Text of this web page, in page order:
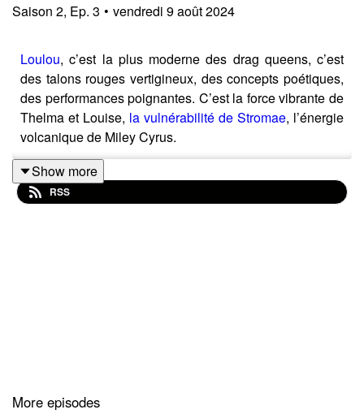
Saison 2, Ep. 3 • vendredi 9 août 2024
Loulou, c’est la plus moderne des drag queens, c’est
des talons rouges vertigineux, des concepts poétiques,
des performances poignantes. C’est la force vibrante de
Thelma et Louise, la vulnérabilité de Stromae, l’énergie
volcanique de Miley Cyrus.
La première fois que j’ai vu Loulou performer,
Show more
RSS
More episodes